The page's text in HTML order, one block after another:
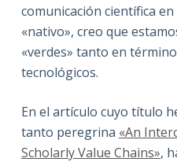
comunicación científica
«nativo», creo que
«verdes» tanto en
tecnológicos.
En el artículo cuyo título
tanto peregrina «An
Scholarly Value Chains»,